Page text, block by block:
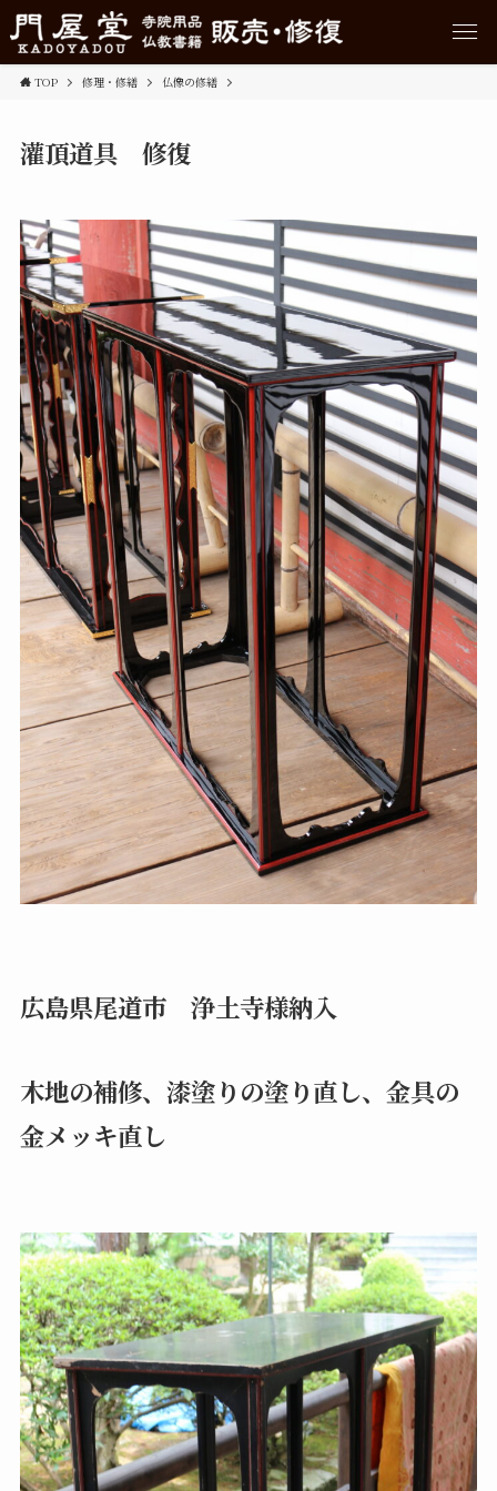
TOP 修理・修繕 仏像の修繕
灌頂道具 修復
広島県尾道市 浄土寺様納入
木地の補修、漆塗りの塗り直し、金具の
金メッキ直し